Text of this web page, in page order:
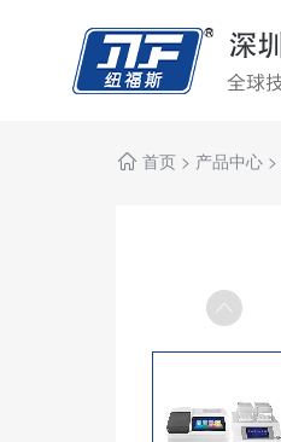
首页 > 产品中心 >